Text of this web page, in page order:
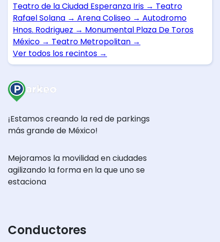
Teatro de la Ciudad Esperanza Iris → Teatro
Rafael Solana → Arena Coliseo → Autodromo
Hnos. Rodriguez → Monumental Plaza De Toros
México → Teatro Metropolitan →
Ver todos los recintos →
¡Estamos creando la red de parkings
más grande de México!
Mejoramos la movilidad en ciudades
agilizando la forma en la que uno se
estaciona
Conductores